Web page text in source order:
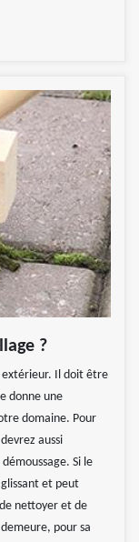
?
extérieur. Il doit être
donne une
domaine. Pour
aussi
Si le
et peut
nettoyer et de
pour sa